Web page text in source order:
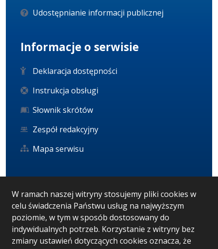
W ramach naszej witryny stosujemy pliki cookies w
celu świadczenia Państwu usług na najwyższym
poziomie, w tym w sposób dostosowany do
indywidualnych potrzeb. Korzystanie z witryny bez
zmiany ustawień dotyczących cookies oznacza, że
Udostępnianie informacji publicznej
Informacje o serwisie
Deklaracja dostępności
Instrukcja obsługi
Słownik skrótów
Zespół redakcyjny
Mapa serwisu
Statystyki oglądalności
Ostatnio dodane
RODO